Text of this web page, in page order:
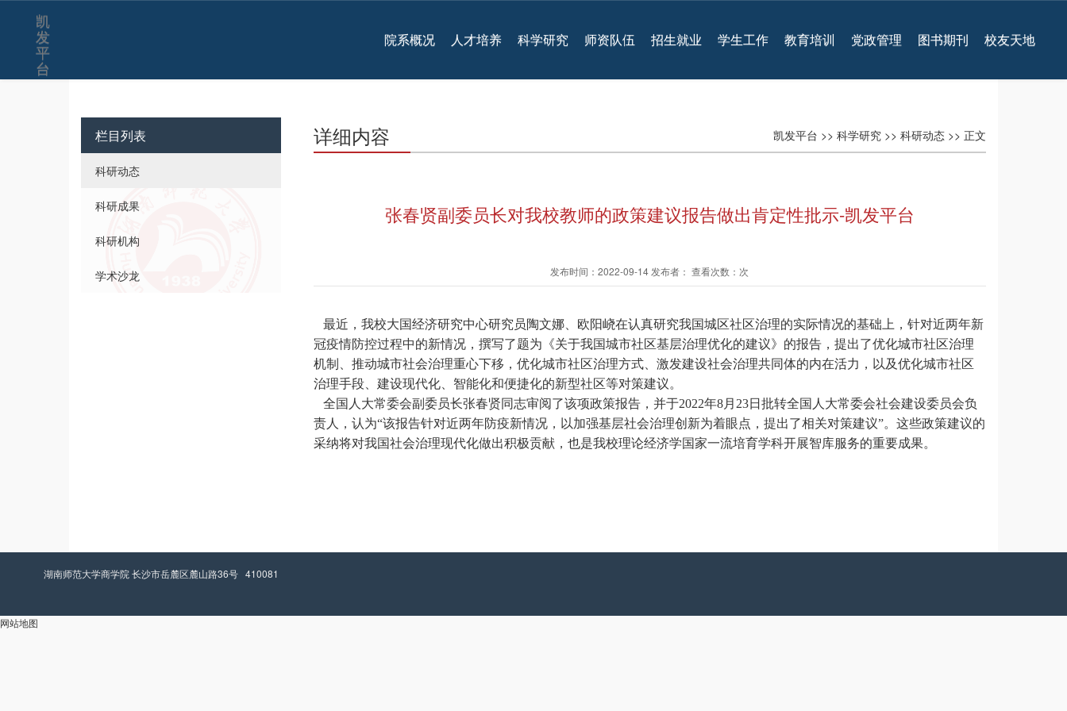
凯
发
平
台
院系概况 人才培养 科学研究 师资队伍 招生就业 学生工作 教育培训 党政管理 图书期刊 校友天地
栏目列表
科研动态
科研成果
科研机构
学术沙龙
凯发平台 >> 科学研究 >> 科研动态 >> 正文
详细内容
张春贤副委员长对我校教师的政策建议报告做出肯定性批示-凯发平台
发布时间：2022-09-14 发布者： 查看次数：次
最近，我校大国经济研究中心研究员陶文娜、欧阳峣在认真研究我国城区社区治理的实际情况的基础上，针对近两年新
冠疫情防控过程中的新情况，撰写了题为《关于我国城市社区基层治理优化的建议》的报告，提出了优化城市社区治理
机制、推动城市社会治理重心下移，优化城市社区治理方式、激发建设社会治理共同体的内在活力，以及优化城市社区
治理手段、建设现代化、智能化和便捷化的新型社区等对策建议。
全国人大常委会副委员长张春贤同志审阅了该项政策报告，并于2022年8月23日批转全国人大常委会社会建设委员会负
责人，认为“该报告针对近两年防疫新情况，以加强基层社会治理创新为着眼点，提出了相关对策建议”。这些政策建议的
采纳将对我国社会治理现代化做出积极贡献，也是我校理论经济学国家一流培育学科开展智库服务的重要成果。
湖南师范大学商学院 长沙市岳麓区麓山路36号 410081
网站地图